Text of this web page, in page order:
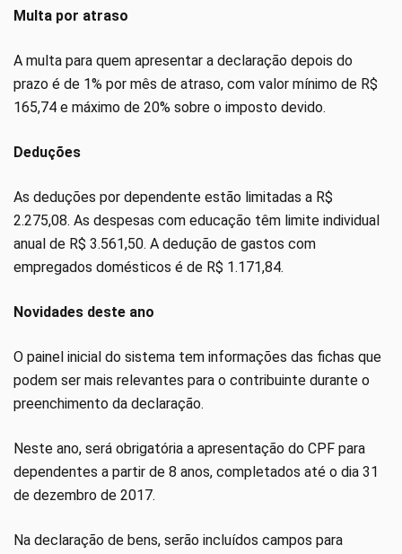
Multa por atraso
A multa para quem apresentar a declaração depois do
prazo é de 1% por mês de atraso, com valor mínimo de R$
165,74 e máximo de 20% sobre o imposto devido.
Deduções
As deduções por dependente estão limitadas a R$
2.275,08. As despesas com educação têm limite individual
anual de R$ 3.561,50. A dedução de gastos com
empregados domésticos é de R$ 1.171,84.
Novidades deste ano
O painel inicial do sistema tem informações das fichas que
podem ser mais relevantes para o contribuinte durante o
preenchimento da declaração.
Neste ano, será obrigatória a apresentação do CPF para
dependentes a partir de 8 anos, completados até o dia 31
de dezembro de 2017.
Na declaração de bens, serão incluídos campos para